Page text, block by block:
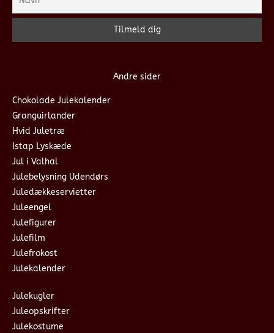
Andre sider
Chokolade Julekalender
Granguirlander
Hvid Juletræ
Istap Lyskæde
Jul i Valhal
Julebelysning Udendørs
Juledækkeservietter
Juleengel
Julefigurer
Julefilm
Julefrokost
Julekalender
Julekugler
Juleopskrifter
Julekostume